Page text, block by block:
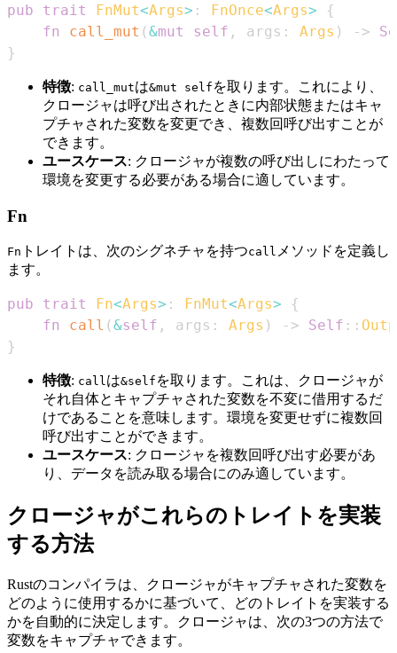
pub trait FnMut<Args> : FnOnce<Args>
{
fn
call_mut (&mut self , args : Args ) ->
}
特徴: call_mutは&mut self を取ります。これにより、
クロージャは呼び出されたときに内部状態またはキャ
プチャされた変数を変更でき、複数回呼び出すことが
できます。
ユースケース: クロージャが複数の呼び出しにわたって
環境を変更する必要がある場合に適しています。
Fn
Fn トレイトは、次のシグネチャを持つcall メソッドを定義し
ます。
pub trait Fn<Args> : FnMut<Args>
{
fn
call (&self , args : Args ) -> Self ::
}
特徴: callは&self を取ります。これは、クロージャが
それ自体とキャプチャされた変数を不変に借用するだ
けであることを意味します。環境を変更せずに複数回
呼び出すことができます。
ユースケース: クロージャを複数回呼び出す必要があ
り、データを読み取る場合にのみ適しています。
クロージャがこれらのトレイトを実装
する方法
Rustのコンパイラは、クロージャがキャプチャされた変数を
どのように使用するかに基づいて、どのトレイトを実装する
かを自動的に決定します。クロージャは、次の3つの方法で
変数をキャプチャできます。